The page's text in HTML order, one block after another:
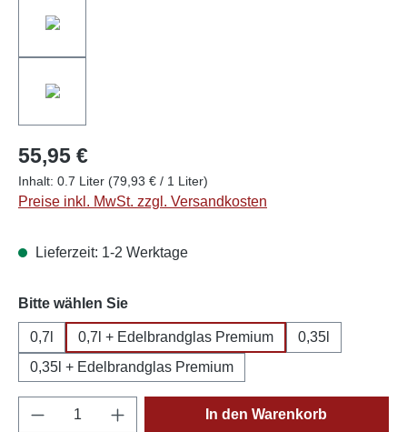
55,95 €
Inhalt: 0.7 Liter (79,93 € / 1 Liter)
Preise inkl. MwSt. zzgl. Versandkosten
Lieferzeit: 1-2 Werktage
Bitte wählen Sieauswählen
0,7l 0,7l + Edelbrandglas Premium
0,35l
0,35l + Edelbrandglas Premium
Produkt Anzahl: Gib den gewünschten
In den Warenkorb